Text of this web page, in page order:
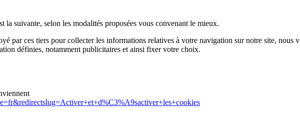
la suivante, selon les modalités proposées vous convenant le mieux.
par ces tiers pour collecter les informations relatives à votre navigation sur notre site, nous
définies, notamment publicitaires et ainsi fixer votre choix.